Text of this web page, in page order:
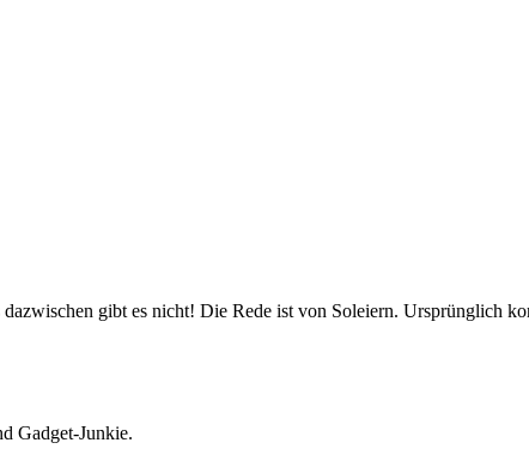
dazwischen gibt es nicht! Die Rede ist von Soleiern. Ursprünglich
Gadget-Junkie.